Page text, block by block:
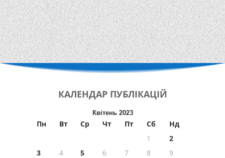
КАЛЕНДАР ПУБЛІКАЦІЙ
Квітень 2023
Пн Вт Ср Чт Пт Сб
Нд
1
2
3
4 5 6 7 8
9